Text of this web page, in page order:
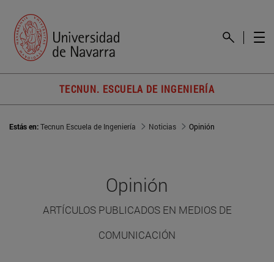
TECNUN. ESCUELA DE INGENIERÍA
Estás en:Tecnun Escuela de Ingeniería Noticias Opinión
Opinión
ARTÍCULOS PUBLICADOS EN MEDIOS DE
COMUNICACIÓN